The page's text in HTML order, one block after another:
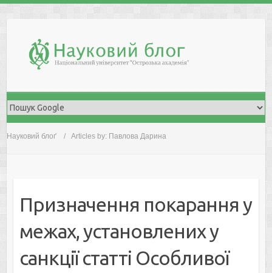
Науковий блоґ Articles by: Павлова Дарина
Призначення покарання у
межах, установлених у
санкції статті Особливої